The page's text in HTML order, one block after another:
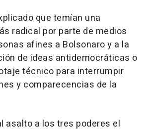
que temían una
radical por parte de medios
afines a Bolsonaro y a la
de ideas antidemocráticas o
técnico para interrumpir
y comparecencias de la
asalto a los tres poderes el